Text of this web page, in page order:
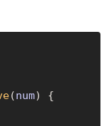
(num) {